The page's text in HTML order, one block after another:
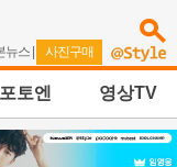
뉴스 | 사진구매
포토엔 영상TV